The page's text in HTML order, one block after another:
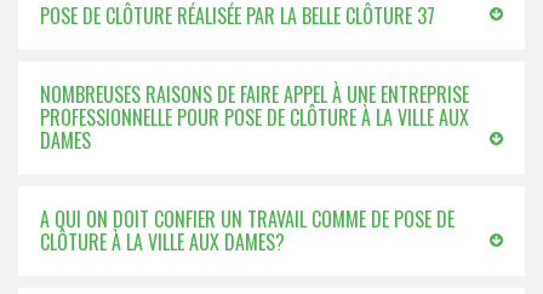
POSE DE CLÔTURE RÉALISÉE PAR LA BELLE CLÔTURE 37
NOMBREUSES RAISONS DE FAIRE APPEL À UNE ENTREPRISE
PROFESSIONNELLE POUR POSE DE CLÔTURE À LA VILLE AUX
DAMES
A QUI ON DOIT CONFIER UN TRAVAIL COMME DE POSE DE
CLÔTURE À LA VILLE AUX DAMES?